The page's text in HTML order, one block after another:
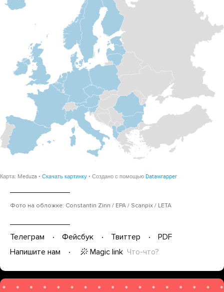
Фото на обложке: Constantin Zinn / EPA / Scanpix / LETA
Телеграм Фейсбук Твиттер
PDF
Напишите нам
Magic link Что-что?